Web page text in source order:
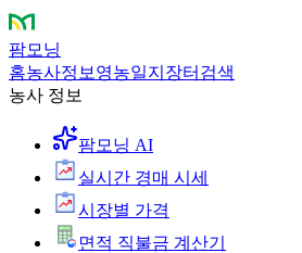
팜모닝
홈농사정보 영농일지 장터 검색
농사 정보
팜모닝 AI
실시간 경매 시세
시장별 가격
면적 직불금 계산기